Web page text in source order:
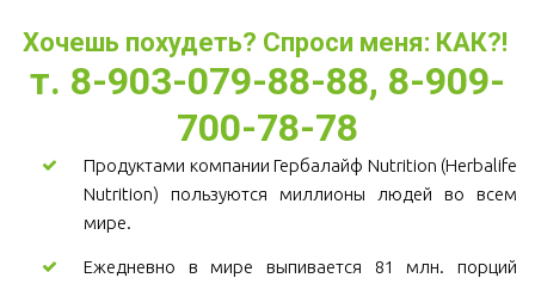
Хочешь похудеть? Спроси меня: КАК?!
т. 8-903-079-88-88, 8-909-
700-78-78
Продуктами компании Гербалайф Nutrition (Herbalife
Nutrition) пользуются миллионы людей во всем
мире.
Ежедневно в мире выпивается 81 млн. порций